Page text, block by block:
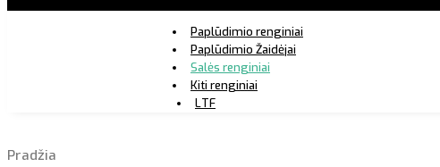
Paplūdimio renginiai
Paplūdimio Žaidėjai
Salės renginiai
Kiti renginiai
LTF
Pradžia